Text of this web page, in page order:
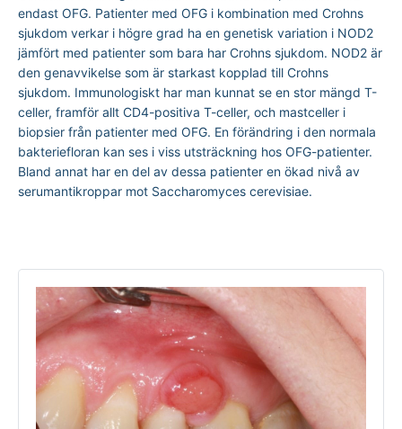
endast OFG. Patienter med OFG i kombination med Crohns
sjukdom verkar i högre grad ha en genetisk variation i NOD2
jämfört med patienter som bara har Crohns sjukdom. NOD2 är
den genavvikelse som är starkast kopplad till Crohns
sjukdom. Immunologiskt har man kunnat se en stor mängd T-
celler, framför allt CD4-positiva T-celler, och mastceller i
biopsier från patienter med OFG. En förändring i den normala
bakteriefloran kan ses i viss utsträckning hos OFG-patienter.
Bland annat har en del av dessa patienter en ökad nivå av
serumantikroppar mot Saccharomyces cerevisiae.